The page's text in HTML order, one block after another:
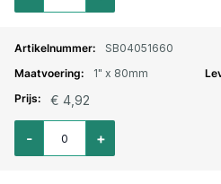
SB04051660
1" x 80mm
€ 4,92
Aantal voor Pijpnippel RVS nr. 23
+
-